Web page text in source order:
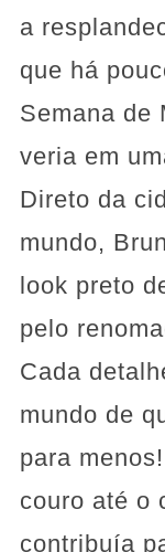
a
que há
Semana de
veria em
Direto da
mundo,
look preto
pelo
Cada
mundo de
para
couro até o
contribuía